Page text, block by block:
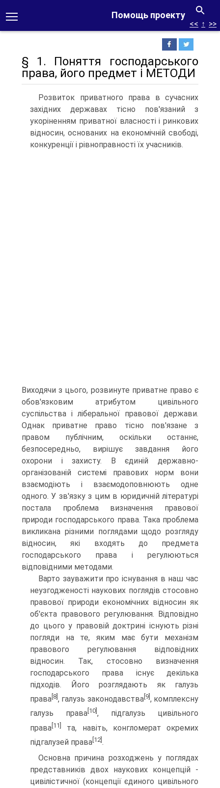
Помощь проекту
<< ↑ >>
§ 1. Поняття господарського
права, його предмет і МЕТОДИ
Розвиток приватного права в сучасних
західних держа­вах тісно пов'язаний з
укоріненням приватної власності і ринкових
відносин, основаних на економічній свободі,
кон­куренції і рівноправності їх учасників.
Виходячи з цього, розвинуте приватне право є
обов'язковим атрибутом циві­льного
суспільства і ліберальної правової держави.
Однак приватне право тісно пов'язане з
правом публічним, оскіль­ки останнє,
безпосередньо, вирішує завдання його
охорони і захисту. В єдиній державно-
організованій системі правових норм вони
взаємодіють і взаємодоповнюють одне
одного. У зв'язку з цим в юридичній літературі
постала проблема ви­значення правової
природи господарського права. Така проблема
викликана різними поглядами щодо розгляду
від­носин, які входять до предмета
господарського права і регу­люються
відповідними методами.
Варто зауважити про існування в наш час
неузгодже­ності наукових поглядів стосовно
правової природи еконо­мічних відносин як
об'єкта правового регулювання. Відпо­відно
до цього у правовій доктрині існують різні
погляди на те, яким має бути механізм
правового регулювання від­повідних
відносин. Так, стосовно визначення
господарсь­кого права існує декілька
підходів. Його розглядають як галузь
права [8] , галузь законодавства [9] , комплексну
галузь права [10] , підгалузь цивільного
права[11]
та, навіть, конгломерат окремих
підгалузей права [12] .
Основна причина розходжень у поглядах
представників двох наукових концепцій -
цивілістичної (концепції єдиного цивільного